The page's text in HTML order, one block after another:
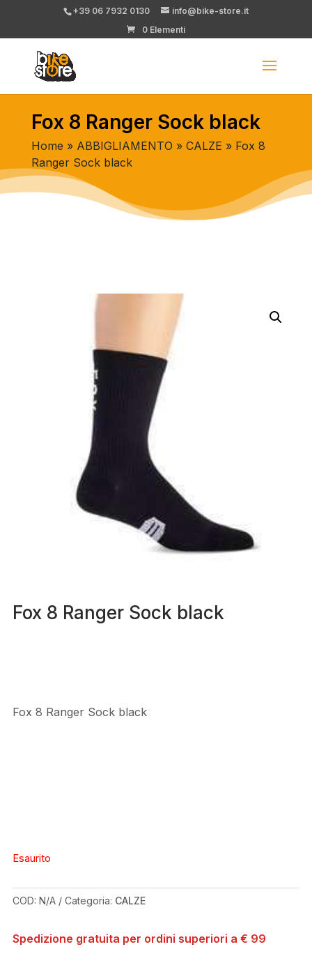
+39 06 7932 0130
info@bike-store.it
0 Elementi
Fox 8 Ranger Sock black
Home » ABBIGLIAMENTO » CALZE » Fox 8
Ranger Sock black
Fox 8 Ranger Sock black
Fox 8 Ranger Sock black
Esaurito
COD: N/A Categoria: CALZE
Spedizione gratuita per ordini superiori a € 99